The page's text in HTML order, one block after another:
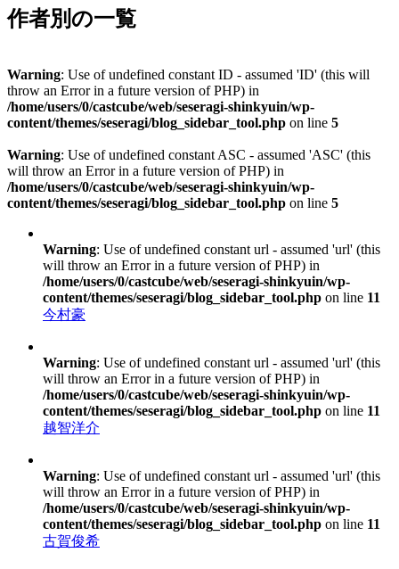
作者別の一覧
Warning: Use of undefined constant ID - assumed 'ID' (this will
throw an Error in a future version of PHP) in
/home/users/0/castcube/web/seseragi-shinkyuin/wp-
content/themes/seseragi/blog_sidebar_tool.php on line 5
Warning: Use of undefined constant ASC - assumed 'ASC' (this
will throw an Error in a future version of PHP) in
/home/users/0/castcube/web/seseragi-shinkyuin/wp-
content/themes/seseragi/blog_sidebar_tool.php on line 5
Warning: Use of undefined constant url - assumed 'url' (this
will throw an Error in a future version of PHP) in
/home/users/0/castcube/web/seseragi-shinkyuin/wp-
content/themes/seseragi/blog_sidebar_tool.php on line 11
今村豪
Warning: Use of undefined constant url - assumed 'url' (this
will throw an Error in a future version of PHP) in
/home/users/0/castcube/web/seseragi-shinkyuin/wp-
content/themes/seseragi/blog_sidebar_tool.php on line 11
越智洋介
Warning: Use of undefined constant url - assumed 'url' (this
will throw an Error in a future version of PHP) in
/home/users/0/castcube/web/seseragi-shinkyuin/wp-
content/themes/seseragi/blog_sidebar_tool.php on line 11
古賀俊希